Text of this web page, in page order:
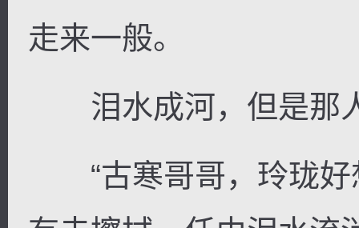
走来一般。
泪水成河，但是那
“古寒哥哥，玲珑好